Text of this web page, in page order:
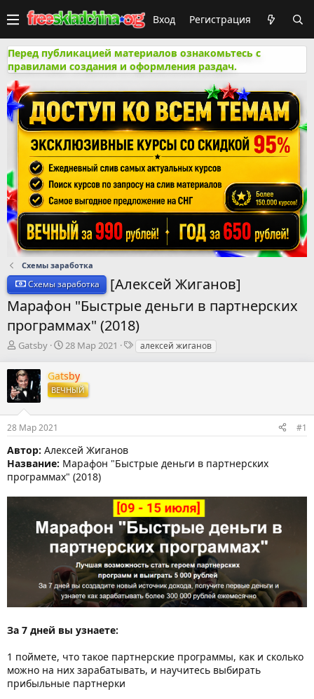
Вход Регистрация
Перед публикацией материалов ознакомьтесь с
правилами создания и оформления раздач.
Схемы заработка
Схемы заработка
[Алексей Жиганов]
Марафон "Быстрые деньги в партнерских
программах" (2018)
А
т
о
р
м
ы
Gatsby
Д
т
а
н
а
л
а
28 Мар 2021
Талексей жиганов
Gatsby
ВЕЧНЫЙ
28 Мар 2021 #1
Автор: Алексей Жиганов
Название: Марафон "Быстрые деньги в партнерских
программах" (2018)
За 7 дней вы узнаете:
1 поймете, что такое партнерские программы, как и сколько
можно на них зарабатывать, и научитесь выбирать
прибыльные партнерки